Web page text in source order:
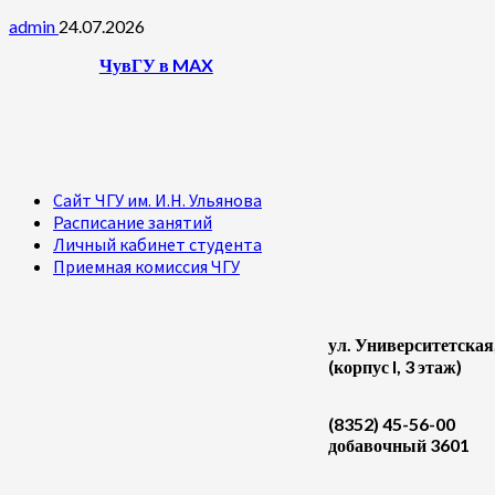
admin 24.07.2026
ЧувГУ в MAX
Сайт ЧГУ им. И.Н. Ульянова
Расписание занятий
Личный кабинет студента
Приемная комиссия ЧГУ
ул.
(корпус I, 3 этаж)
(8352) 45-56-00
добавочный 3601